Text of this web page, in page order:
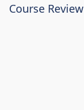
Course Review